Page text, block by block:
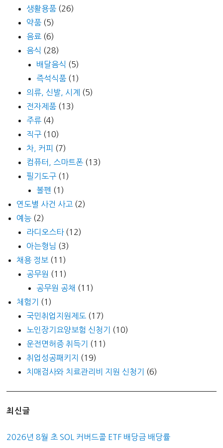
생활용품 (26)
약품 (5)
음료 (6)
음식 (28)
배달음식 (5)
즉석식품 (1)
의류, 신발, 시계 (5)
전자제품 (13)
주류 (4)
직구 (10)
차, 커피 (7)
컴퓨터, 스마트폰 (13)
필기도구 (1)
볼펜 (1)
연도별 사건 사고 (2)
예능 (2)
라디오스타(12)
아는형님 (3)
채용 정보 (11)
공무원 (11)
공무원 공채 (11)
체험기
(1)
국민취업지원제도 (17)
노인장기요양보험 신청기
(10)
운전면허증 취득기
(11)
취업성공패키지
(19)
치매검사와 치료관리비 지원 신청기
(6)
최신글
2026년 8월 초 SOL 커버드콜 ETF 배당금 배당률